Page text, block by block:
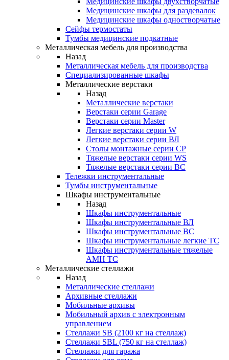
Медицинские шкафы для раздевалок
Медицинские шкафы одностворчатые
Сейфы термостаты
Тумбы медицинские подкатные
Металлическая мебель для производства
Назад
Металлическая мебель для производства
Cпециализированные шкафы
Металлические верстаки
Назад
Металлические верстаки
Верстаки серии Garage
Верстаки серии Master
Легкие верстаки серии W
Легкие верстаки серии ВЛ
Столы монтажные серии СР
Тяжелые верстаки серии WS
Тяжелые верстаки серии ВС
Тележки инструментальные
Тумбы инструментальные
Шкафы инструментальные
Назад
Шкафы инструментальные
Шкафы инструментальные ВЛ
Шкафы инструментальные ВС
Шкафы инструментальные легкие ТС
Шкафы инструментальные тяжелые
AMH TC
Металлические стеллажи
Назад
Металлические стеллажи
Архивные стеллажи
Мобильные архивы
Мобильный архив с электронным
управлением
Стеллажи SB (2100 кг на стеллаж)
Стеллажи SBL (750 кг на стеллаж)
Стеллажи для гаража